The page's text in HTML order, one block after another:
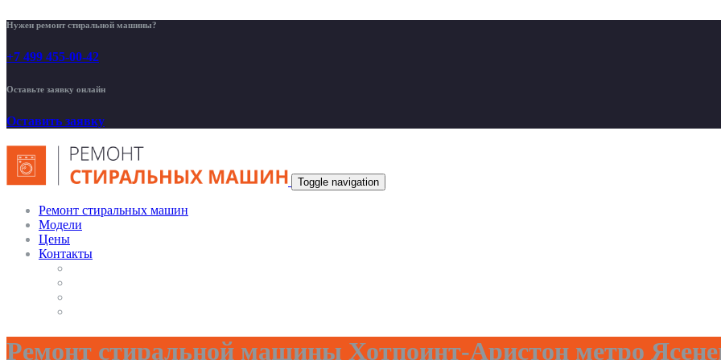
Нужен ремонт стиральной машины?
+7 499 455-00-42
Оставьте заявку онлайн
Оставить заявку
Toggle navigation
Ремонт стиральных машин
Модели
Цены
Контакты
Ремонт стиральной машины Хотпоинт-Аристон метро